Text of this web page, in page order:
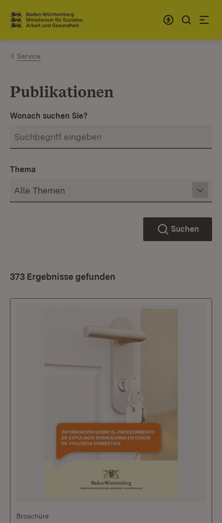
Zum Inhalt springen
Link zur Startseite
Service
Publikationen
Wonach suchen Sie?
Thema
Suchen
373 Ergebnisse gefunden
Broschüre